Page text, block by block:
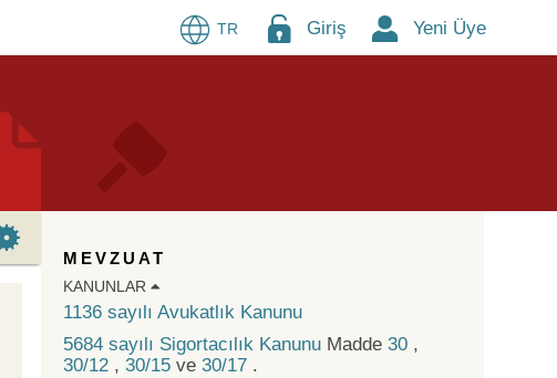
TR Giriş Yeni Üye
MEVZUAT
KANUNLAR
1136 sayılı Avukatlık Kanunu
5684 sayılı Sigortacılık Kanunu Madde 30 ,
30/12 , 30/15 ve 30/17 .